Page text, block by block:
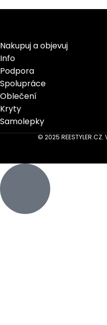
Nakupuj a objevuj
Info
Podpora
Spolupráce
Oblečení
Kryty
Samolepky
© 2025